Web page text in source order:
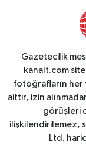
Gazetecilik
kanalt.com
fotoğrafların her
aittir, izin
görüşleri
ilişkilendirilemez,
Ltd.